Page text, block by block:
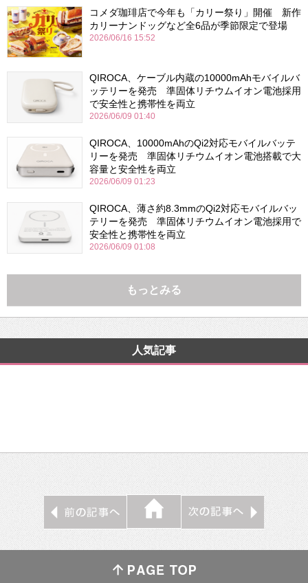
コメダ珈琲店で今年も「カリー祭り」開催 新作
カリーナンドッグなど全6品が季節限定で登場
2026/06/16 15:52
QIROCA、ケーブル内蔵の10000mAhモバイルバ
ッテリーを発売 準固体リチウムイオン電池採用
で安全性と携帯性を両立
2026/06/09 01:40
QIROCA、10000mAhのQi2対応モバイルバッテ
リーを発売 準固体リチウムイオン電池搭載で大
容量と安全性を両立
2026/06/09 01:23
QIROCA、薄さ約8.3mmのQi2対応モバイルバッ
テリーを発売 準固体リチウムイオン電池採用で
安全性と携帯性を両立
2026/06/09 01:08
もっとみる
人気記事